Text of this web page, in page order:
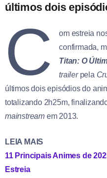
últimos dois
C
om estreia
confirmada,
Titan: O
trailerpela
últimos dois episódios do
totalizando 2h25m,
mainstream em 2013.
LEIA MAIS
11 Principais Animes de
Estreia